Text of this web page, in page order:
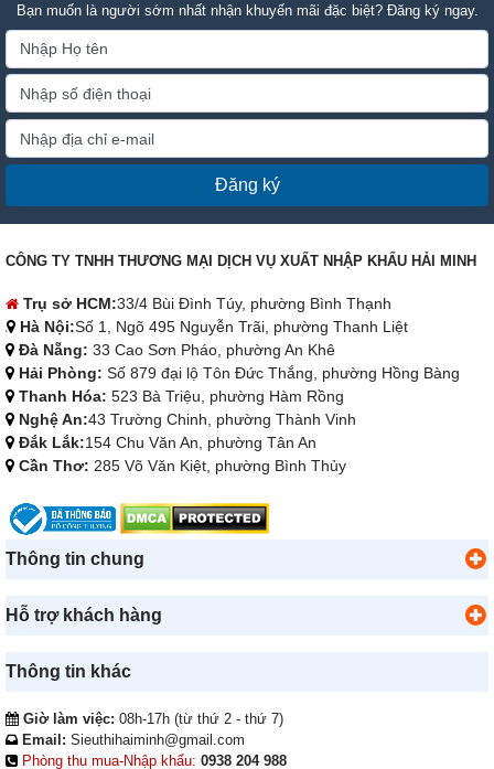
Bạn muốn là người sớm nhất nhận khuyến mãi đặc biệt? Đăng ký ngay.
Đăng ký
CÔNG TY TNHH THƯƠNG MẠI DỊCH VỤ XUẤT NHẬP KHẨU HẢI MINH
Trụ sở HCM:33/4 Bùi Đình Túy, phường Bình Thạnh
Hà Nội:Số 1, Ngõ 495 Nguyễn Trãi, phường Thanh Liệt
Đà Nẵng: 33 Cao Sơn Pháo, phường An Khê
Hải Phòng: Số 879 đại lộ Tôn Đức Thắng, phường Hồng Bàng
Thanh Hóa: 523 Bà Triệu, phường Hàm Rồng
Nghệ An:43 Trường Chinh, phường Thành Vinh
Đắk Lắk:154 Chu Văn An, phường Tân An
Cần Thơ: 285 Võ Văn Kiệt, phường Bình Thủy
Thông tin chung
Hỗ trợ khách hàng
Thông tin khác
Giờ làm việc: 08h-17h (từ thứ 2 - thứ 7)
Email: Sieuthihaiminh@gmail.com
Phòng thu mua-Nhập khẩu: 0938 204 988